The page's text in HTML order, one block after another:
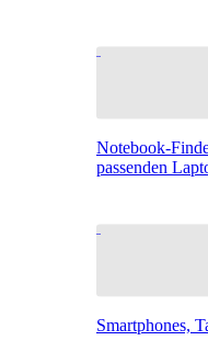
Notebook-
passenden
Smartphones,